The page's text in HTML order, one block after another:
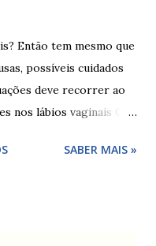
Então tem mesmo que
possíveis cuidados
deve recorrer ao
nos lábios vaginais Os
ou actos mais
SABER MAIS »